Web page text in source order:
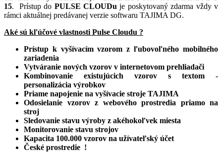
15. Prístup do PULSE CLOUDu je poskytovaný zdarma vždy v
rámci aktuálnej predávanej verzie softwaru TAJIMA DG.
Aké sú kľúčové vlastnosti Pulse Cloudu ?
Prístup k vyšívacím vzorom z ľubovoľného mobilného
zariadenia
Vytváranie nových vzorov v internetovom prehliadači
Kombinovanie existujúcich vzorov s textom -
personalizácia výrobkov
Priame napojenie na vyšívacie stroje TAJIMA
Odosielanie vzorov z webového prostredia priamo na
stroj
Sledovanie stavu výroby z akéhokoľvek miesta
Monitorovanie stavu strojov
Kapacita 100.000 vzorov na užívateľský účet
České prostredie !